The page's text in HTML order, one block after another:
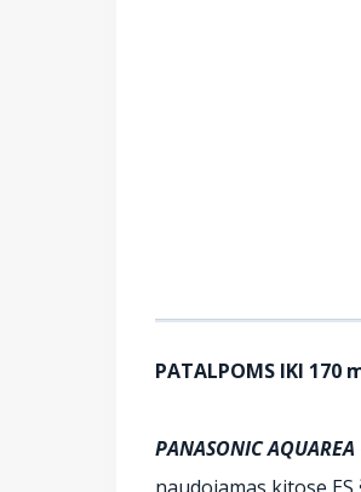
PATALPOMS IKI 170
PANASONIC